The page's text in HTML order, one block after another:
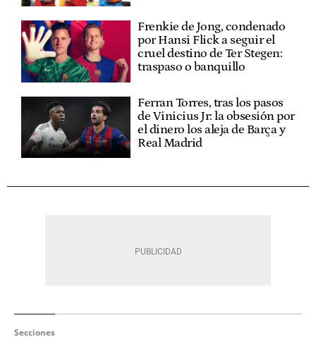
Frenkie de Jong, condenado
por Hansi Flick a seguir el
cruel destino de Ter Stegen:
traspaso o banquillo
Ferran Torres, tras los pasos
de Vinicius Jr: la obsesión por
el dinero los aleja de Barça y
Real Madrid
Secciones